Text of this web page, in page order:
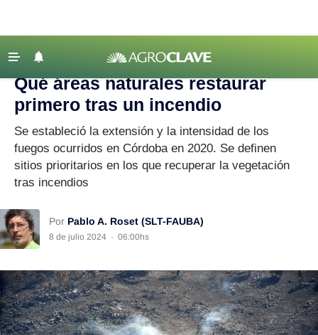
Agricultura
Lechería
Tecnología
Agenda
Regionales
Agronegocios
Mercados
‹ VOLVER
Agroclave Academia | incendio
Qué áreas naturales restaurar
primero tras un incendio
Se estableció la extensión y la intensidad de los
fuegos ocurridos en Córdoba en 2020. Se definen
sitios prioritarios en los que recuperar la vegetación
tras incendios
Por Pablo A. Roset (SLT-FAUBA)
8 de julio 2024 · 06:00hs